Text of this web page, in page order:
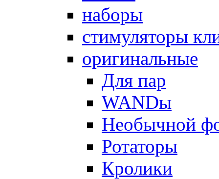
наборы
стимуляторы
оригинальные
Для пар
WANDы
Необычной
Ротаторы
Кролики